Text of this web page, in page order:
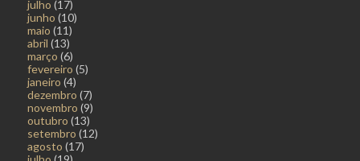
julho (17)
junho (10)
maio (11)
abril (13)
março (6)
fevereiro (5)
janeiro (4)
dezembro (7)
novembro (9)
outubro (13)
setembro (12)
agosto (17)